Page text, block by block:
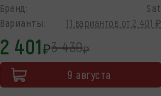
Бренд:
Sat
Варианты:
11 вариантов от 2 401 ₽
2 401₽3 430₽
9 августа